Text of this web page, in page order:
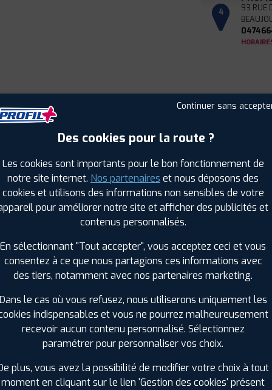
OpenStreetMap
4 93 RUE
PROFIL PLUS DANS LES VILLES À
Feyzin (69)
Fontaines-sur-Saône (69)
La Mulatière (69)
Oullins (69)
Pierre-Bénite (69)
Saint-Cyr-au-Mont-d'Or (69)
Saint-Didier-au-Mont-d'Or (69)
Saint-Genis-Laval (69)
Saint-Priest (69)
Sainte-Foy-lès-Lyon (69)
PROFIL PLUS DANS LES
SAÔNE-ET-LOIRE (71)
+ D'INFOS
ISÈRE (38)
+ D'INFOS
Continuer sans
Des cookies pour la route ?
Les cookies sont importants pour le bon fonctionnement de
notre site internet. Nos partenaires et nous déposons des
cookies et utilisons des informations non sensibles de votre
pour améliorer notre site et afficher des publicités et
contenus personnalisés.
En sélectionnant "Tout accepter", vous acceptez ceci et vous
consentez à ce que nous partagions ces informations avec
des tiers, notamment avec nos partenaires marketing.
le cas où vous refusez, nous utiliserons uniquement les
indispensables et vous ne pourrez malheureusement
recevoir aucun contenu personnalisé. Sélectionnez
paramétrer pour personnaliser vos choix.
plus, vous avez la possibilité de modifier votre choix à tout
moment en cliquant sur le lien 'Gestion des cookies' présent